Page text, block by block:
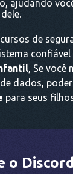
ajudando
de
confiável
, Se você
dados,
para seus
o